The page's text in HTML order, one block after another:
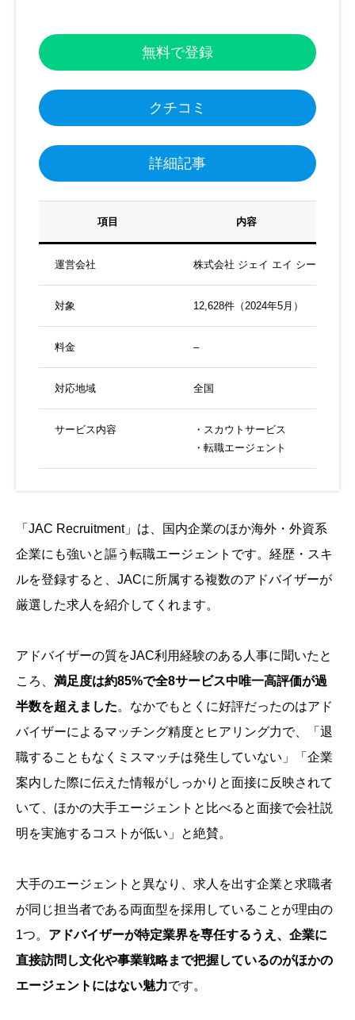
無料で登録
クチコミ
詳細記事
項目 内容
運営会社 株式会社 ジェイ エイ シー リクル
対象 12,628件（2024年5月）
料金 –
対応地域 全国
サービス内容
・スカウトサービス
・転職エージェント
「JAC Recruitment」は、国内企業のほか海外・外資系
企業にも強いと謳う転職エージェントです。経歴・スキ
ルを登録すると、JACに所属する複数のアドバイザーが
厳選した求人を紹介してくれます。
アドバイザーの質をJAC利用経験のある人事に聞いたと
ころ、 満足度は約85%で全8サービス中唯一高評価が過
半数を超えました。なかでもとくに好評だったのはアド
バイザーによるマッチング精度とヒアリング力で、「退
職することもなくミスマッチは発生していない」「企業
案内した際に伝えた情報がしっかりと面接に反映されて
いて、ほかの大手エージェントと比べると面接で会社説
明を実施するコストが低い」と絶賛。
大手のエージェントと異なり、求人を出す企業と求職者
が同じ担当者である両面型を採用していることが理由の
1つ。 アドバイザーが特定業界を専任するうえ、 企業に
直接訪問し文化や事業戦略まで把握しているのがほかの
エージェントにはない魅力です。